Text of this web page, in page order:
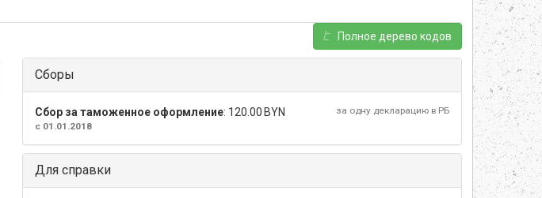
Полное дерево кодов
Сборы
Сбор за таможенное оформление: 120.00 BYN
за одну декларацию в РБ
с 01.01.2018
Для справки